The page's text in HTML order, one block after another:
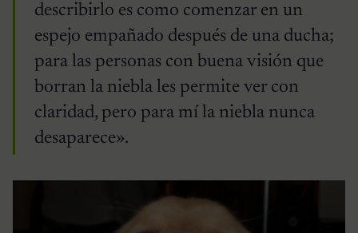
describirlo es como comenzar en un
espejo empañado después de una ducha;
para las personas con buena visión que
borran la niebla les permite ver con
claridad, pero para mí la niebla nunca
desaparece».